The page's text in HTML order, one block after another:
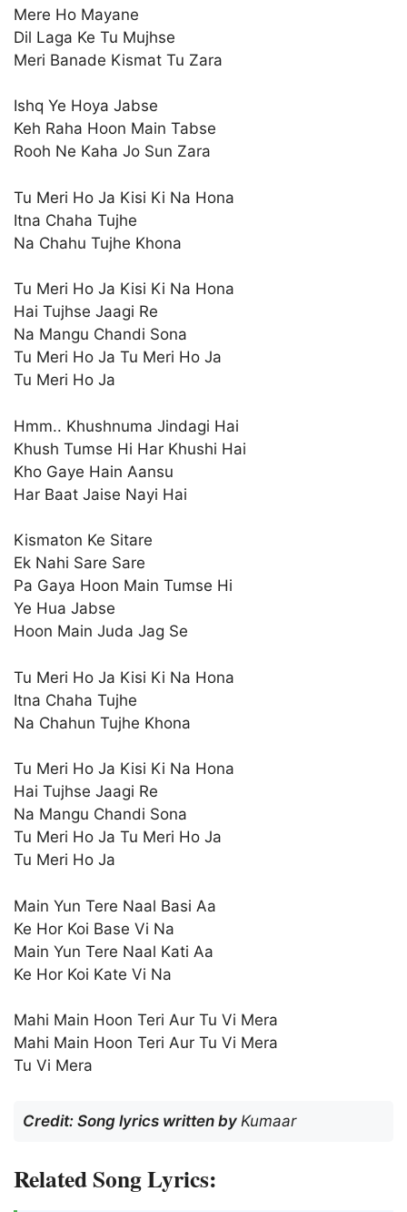
Mere Ho Mayane
Dil Laga Ke Tu Mujhse
Meri Banade Kismat Tu Zara
Ishq Ye Hoya Jabse
Keh Raha Hoon Main Tabse
Rooh Ne Kaha Jo Sun Zara
Tu Meri Ho Ja Kisi Ki Na Hona
Itna Chaha Tujhe
Na Chahu Tujhe Khona
Tu Meri Ho Ja Kisi Ki Na Hona
Hai Tujhse Jaagi Re
Na Mangu Chandi Sona
Tu Meri Ho Ja Tu Meri Ho Ja
Tu Meri Ho Ja
Hmm.. Khushnuma Jindagi Hai
Khush Tumse Hi Har Khushi Hai
Kho Gaye Hain Aansu
Har Baat Jaise Nayi Hai
Kismaton Ke Sitare
Ek Nahi Sare Sare
Pa Gaya Hoon Main Tumse Hi
Ye Hua Jabse
Hoon Main Juda Jag Se
Tu Meri Ho Ja Kisi Ki Na Hona
Itna Chaha Tujhe
Na Chahun Tujhe Khona
Tu Meri Ho Ja Kisi Ki Na Hona
Hai Tujhse Jaagi Re
Na Mangu Chandi Sona
Tu Meri Ho Ja Tu Meri Ho Ja
Tu Meri Ho Ja
Main Yun Tere Naal Basi Aa
Ke Hor Koi Base Vi Na
Main Yun Tere Naal Kati Aa
Ke Hor Koi Kate Vi Na
Mahi Main Hoon Teri Aur Tu Vi Mera
Mahi Main Hoon Teri Aur Tu Vi Mera
Tu Vi Mera
Credit: Song lyrics written by Kumaar
Related Song Lyrics: